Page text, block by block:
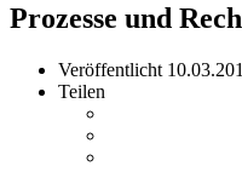
Prozesse und
Veröffentlicht
Teilen